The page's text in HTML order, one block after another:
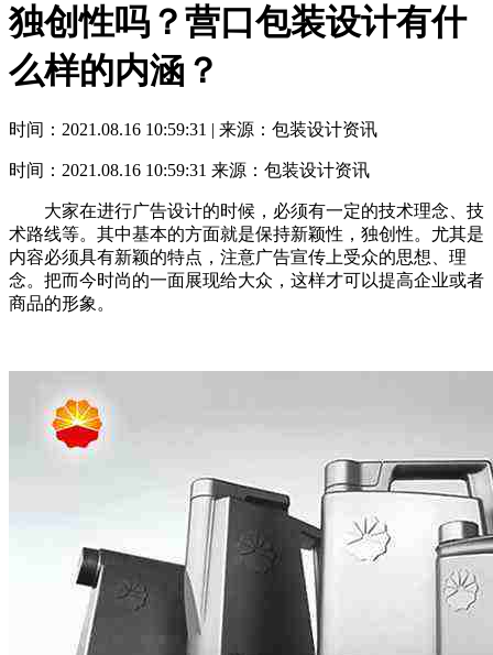
独创性吗？营口包装设计有什
么样的内涵？
时间：2021.08.16 10:59:31 | 来源：包装设计资讯
时间：2021.08.16 10:59:31 来源：包装设计资讯
大家在进行广告设计的时候，必须有一定的技术理念、技
术路线等。其中基本的方面就是保持新颖性，独创性。尤其是
内容必须具有新颖的特点，注意广告宣传上受众的思想、理
念。把而今时尚的一面展现给大众，这样才可以提高企业或者
商品的形象。